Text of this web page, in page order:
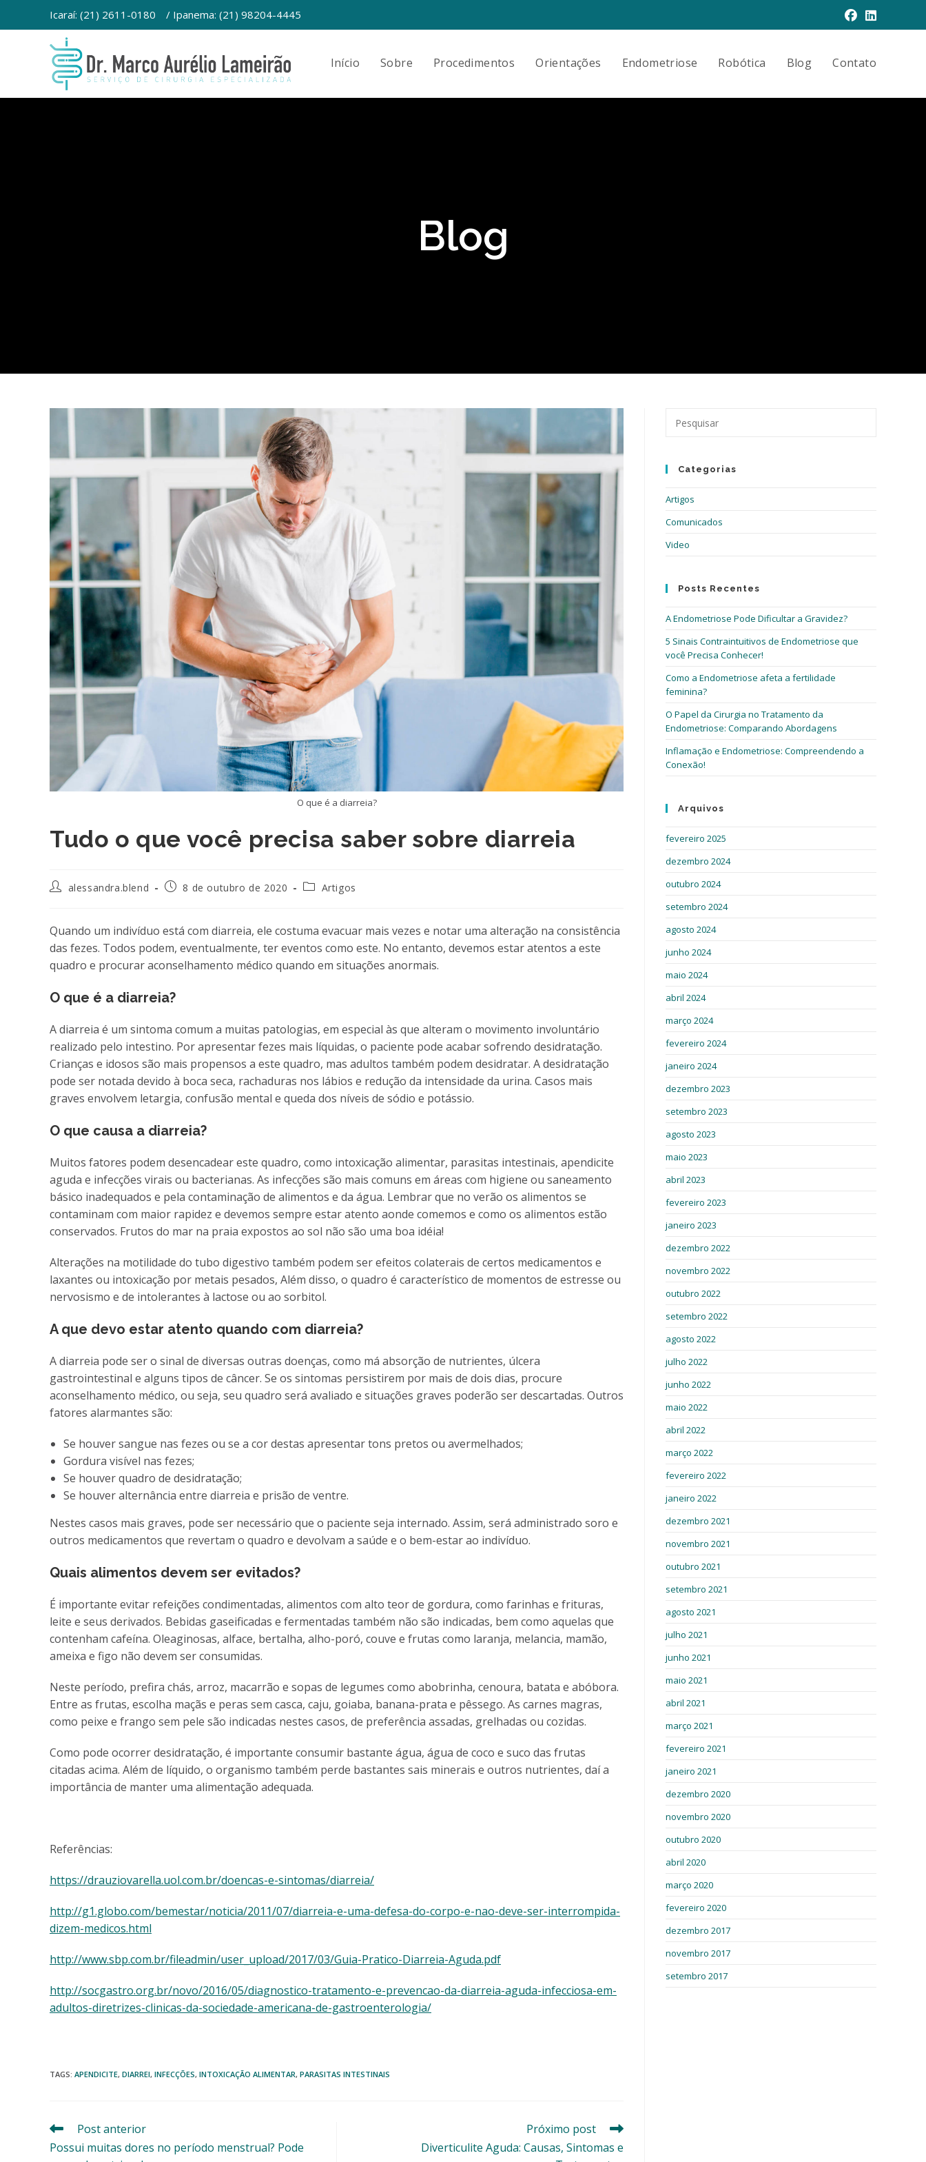
Icaraí: (21) 2611-0180 / Ipanema: (21) 98204-4445
Início Sobre Procedimentos Orientações Endometriose Robótica Blog Contato
Blog
O que é a diarreia?
Tudo o que você precisa saber sobre diarreia
Autoralessandra.blend
Post8 de outubro de 2020
Categoria
Artigos
Quando um indivíduo está com diarreia, ele costuma evacuar mais vezes e notar uma alteração na consistência
das fezes. Todos podem, eventualmente, ter eventos como este. No entanto, devemos estar atentos a este
quadro e procurar aconselhamento médico quando em situações anormais.
O que é a diarreia?
A diarreia é um sintoma comum a muitas patologias, em especial às que alteram o movimento involuntário
realizado pelo intestino. Por apresentar fezes mais líquidas, o paciente pode acabar sofrendo desidratação.
Crianças e idosos são mais propensos a este quadro, mas adultos também podem desidratar. A desidratação
pode ser notada devido à boca seca, rachaduras nos lábios e redução da intensidade da urina. Casos mais
graves envolvem letargia, confusão mental e queda dos níveis de sódio e potássio.
O que causa a diarreia?
Muitos fatores podem desencadear este quadro, como intoxicação alimentar, parasitas intestinais, apendicite
aguda e infecções virais ou bacterianas. As infecções são mais comuns em áreas com higiene ou saneamento
básico inadequados e pela contaminação de alimentos e da água. Lembrar que no verão os alimentos se
contaminam com maior rapidez e devemos sempre estar atento aonde comemos e como os alimentos estão
conservados. Frutos do mar na praia expostos ao sol não são uma boa idéia!
Alterações na motilidade do tubo digestivo também podem ser efeitos colaterais de certos medicamentos e
laxantes ou intoxicação por metais pesados, Além disso, o quadro é característico de momentos de estresse ou
nervosismo e de intolerantes à lactose ou ao sorbitol.
A que devo estar atento quando com diarreia?
A diarreia pode ser o sinal de diversas outras doenças, como má absorção de nutrientes, úlcera
gastrointestinal e alguns tipos de câncer. Se os sintomas persistirem por mais de dois dias, procure
aconselhamento médico, ou seja, seu quadro será avaliado e situações graves poderão ser descartadas. Outros
fatores alarmantes são:
Se houver sangue nas fezes ou se a cor destas apresentar tons pretos ou avermelhados;
Gordura visível nas fezes;
Se houver quadro de desidratação;
Se houver alternância entre diarreia e prisão de ventre.
Nestes casos mais graves, pode ser necessário que o paciente seja internado. Assim, será administrado soro e
outros medicamentos que revertam o quadro e devolvam a saúde e o bem-estar ao indivíduo.
Quais alimentos devem ser evitados?
É importante evitar refeições condimentadas, alimentos com alto teor de gordura, como farinhas e frituras,
leite e seus derivados. Bebidas gaseificadas e fermentadas também não são indicadas, bem como aquelas que
contenham cafeína. Oleaginosas, alface, bertalha, alho-poró, couve e frutas como laranja, melancia, mamão,
ameixa e figo não devem ser consumidas.
Neste período, prefira chás, arroz, macarrão e sopas de legumes como abobrinha, cenoura, batata e abóbora.
Entre as frutas, escolha maçãs e peras sem casca, caju, goiaba, banana-prata e pêssego. As carnes magras,
como peixe e frango sem pele são indicadas nestes casos, de preferência assadas, grelhadas ou cozidas.
Como pode ocorrer desidratação, é importante consumir bastante água, água de coco e suco das frutas
citadas acima. Além de líquido, o organismo também perde bastantes sais minerais e outros nutrientes, daí a
importância de manter uma alimentação adequada.
Referências:
https://drauziovarella.uol.com.br/doencas-e-sintomas/diarreia/
http://g1.globo.com/bemestar/noticia/2011/07/diarreia-e-uma-defesa-do-corpo-e-nao-deve-ser-interrompida-
dizem-medicos.html
http://www.sbp.com.br/fileadmin/user_upload/2017/03/Guia-Pratico-Diarreia-Aguda.pdf
http://socgastro.org.br/novo/2016/05/diagnostico-tratamento-e-prevencao-da-diarreia-aguda-infecciosa-em-
adultos-diretrizes-clinicas-da-sociedade-americana-de-gastroenterologia/
TAGS: APENDICITE, DIARREI, INFECÇÕES, INTOXICAÇÃO ALIMENTAR, PARASITAS INTESTINAIS
Leia
mais
artigos
Post anterior
Possui muitas dores no período menstrual? Pode
Próximo post
Diverticulite Aguda: Causas, Sintomas e
Categorias
Artigos
Comunicados
Video
Posts Recentes
A Endometriose Pode Dificultar a Gravidez?
5 Sinais Contraintuitivos de Endometriose que
você Precisa Conhecer!
Como a Endometriose afeta a fertilidade
feminina?
O Papel da Cirurgia no Tratamento da
Endometriose: Comparando Abordagens
Inflamação e Endometriose: Compreendendo a
Conexão!
Arquivos
fevereiro 2025
dezembro 2024
outubro 2024
setembro 2024
agosto 2024
junho 2024
maio 2024
abril 2024
março 2024
fevereiro 2024
janeiro 2024
dezembro 2023
setembro 2023
agosto 2023
maio 2023
abril 2023
fevereiro 2023
janeiro 2023
dezembro 2022
novembro 2022
outubro 2022
setembro 2022
agosto 2022
julho 2022
junho 2022
maio 2022
abril 2022
março 2022
fevereiro 2022
janeiro 2022
dezembro 2021
novembro 2021
outubro 2021
setembro 2021
agosto 2021
julho 2021
junho 2021
maio 2021
abril 2021
março 2021
fevereiro 2021
janeiro 2021
dezembro 2020
novembro 2020
outubro 2020
abril 2020
março 2020
fevereiro 2020
dezembro 2017
novembro 2017
setembro 2017